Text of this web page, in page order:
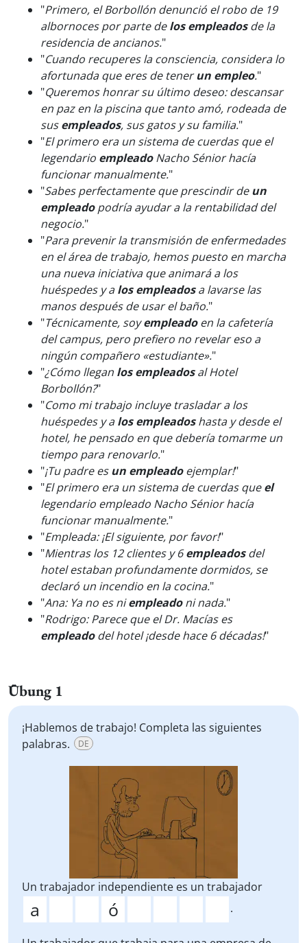
"Primero, el Borbollón denunció el robo de 19
albornoces por parte delos empleadosde la
residencia de ancianos."
"Cuando recuperes la consciencia, considera lo
afortunada que eres de tenerun empleo."
"Queremos honrar su último deseo: descansar
en paz en la piscina que tanto amó, rodeada de
susempleados, sus gatos y su familia."
"El primero era un sistema de cuerdas que el
legendario empleadoNacho Sénior hacía
funcionar manualmente."
"Sabes perfectamente que prescindir deun
empleadopodría ayudar a la rentabilidad del
negocio."
"Para prevenir la transmisión de enfermedades
en el área de trabajo, hemos puesto en marcha
una nueva iniciativa que animará a los
huéspedes y alos empleadosa lavarse las
manos después de usar el baño."
"Técnicamente, soyempleadoen la cafetería
del campus, pero prefiero no revelar eso a
ningún compañero «estudiante»."
"¿Cómo llegan los empleadosal Hotel
Borbollón?"
"Como mi trabajo incluye trasladar a los
huéspedes y alos empleadoshasta y desde el
hotel, he pensado en que debería tomarme un
tiempo para renovarlo."
"¡Tu padre esun empleadoejemplar!"
"El primero era un sistema de cuerdas queel
legendario empleado Nacho Sénior hacía
funcionar manualmente."
"Empleada: ¡El siguiente, por favor!"
"Mientras los 12 clientes y 6empleadosdel
hotel estaban profundamente dormidos, se
declaró un incendio en la cocina."
"Ana: Ya no es niempleadoni nada."
"Rodrigo: Parece que el Dr. Macías es
empleadodel hotel ¡desde hace 6 décadas!"
Übung 1
¡Hablemos de trabajo! Completa las siguientes
palabras.
DE
Un trabajador independiente es un trabajador
.